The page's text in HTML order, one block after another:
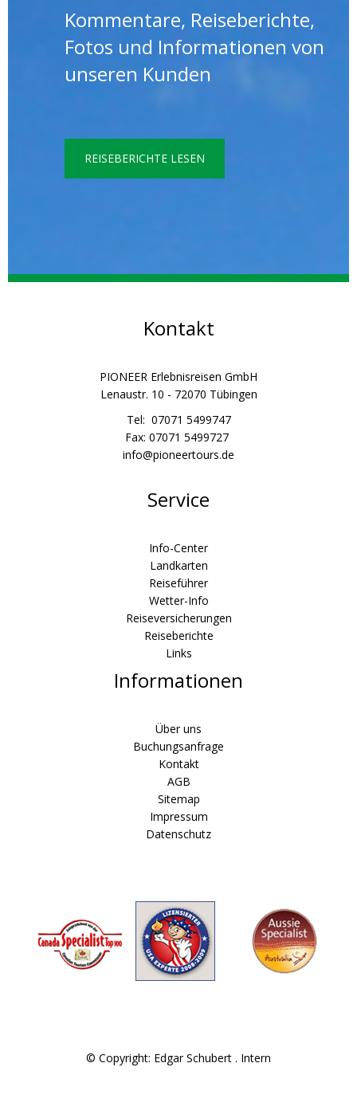
Kommentare, Reiseberichte,
Fotos und Informationen von
unseren Kunden
REISEBERICHTE LESEN
Kontakt
PIONEER Erlebnisreisen GmbH
Lenaustr. 10 - 72070 Tübingen
Tel: 07071 5499747
Fax: 07071 5499727
info@pioneertours.de
Service
Info-Center
Landkarten
Reiseführer
Wetter-Info
Reiseversicherungen
Reiseberichte
Links
Informationen
Über uns
Buchungsanfrage
Kontakt
AGB
Sitemap
Impressum
Datenschutz
© Copyright: Edgar Schubert . Intern